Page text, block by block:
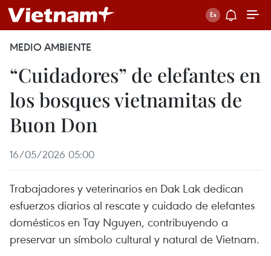
MEDIO AMBIENTE
“Cuidadores” de elefantes en
los bosques vietnamitas de
Buon Don
16/05/2026 05:00
Trabajadores y veterinarios en Dak Lak dedican
esfuerzos diarios al rescate y cuidado de elefantes
domésticos en Tay Nguyen, contribuyendo a
preservar un símbolo cultural y natural de Vietnam.